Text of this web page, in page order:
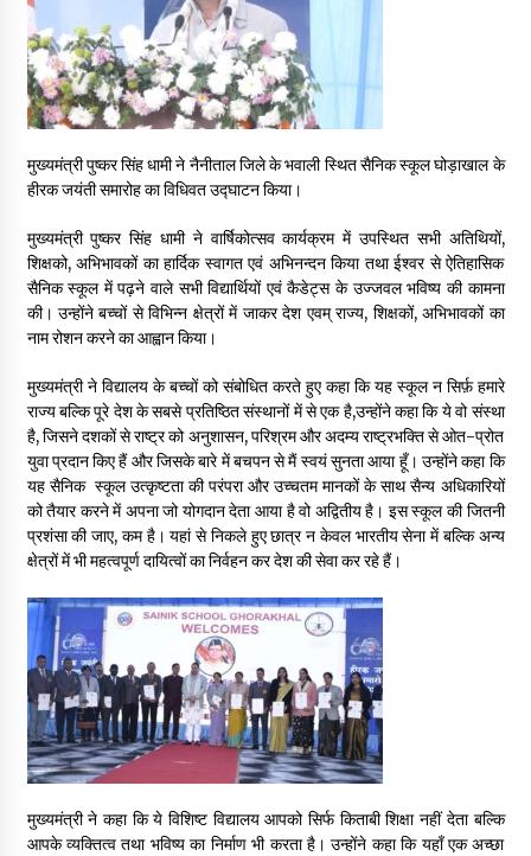
May 16, 2022
Thought Of The Day 14 May
May 14, 2022
Thought Of The Day 13 May
May 13, 2022
Thought Of The Day 12 May
May 12, 2022
Thought Of The Day 11 May
May 11, 2022
Thought Of The Day 10 May
May 10, 2022
Thought Of The Day 9 May
May 9, 2022
मुख्यमंत्री पुष्कर सिंह धामी ने नैनीताल जिले के भवाली स्थित सैनिक स्कूल घोड़ाखाल के
हीरक जयंती समारोह का विधिवत उद्घाटन किया।
मुख्यमंत्री पुष्कर सिंह धामी ने वार्षिकोत्सव कार्यक्रम में उपस्थित सभी अतिथियों,
शिक्षको, अभिभावकों का हार्दिक स्वागत एवं अभिनन्दन किया तथा ईश्वर से ऐतिहासिक
सैनिक स्कूल में पढ़ने वाले सभी विद्यार्थियों एवं कैडेट्स के उज्जवल भविष्य की कामना
की। उन्होंने बच्चों से विभिन्न क्षेत्रों में जाकर देश एवम् राज्य, शिक्षकों, अभिभावकों का
नाम रोशन करने का आह्वान किया।
मुख्यमंत्री ने विद्यालय के बच्चों को संबोधित करते हुए कहा कि यह स्कूल न सिर्फ़ हमारे
राज्य बल्कि पूरे देश के सबसे प्रतिष्ठित संस्थानों में से एक है,उन्होंने कहा कि ये वो संस्था
है, जिसने दशकों से राष्ट्र को अनुशासन, परिश्रम और अदम्य राष्ट्रभक्ति से ओत-प्रोत
युवा प्रदान किए हैं और जिसके बारे में बचपन से मैं स्वयं सुनता आया हूँ। उन्होंने कहा कि
यह सैनिक स्कूल उत्कृष्टता की परंपरा और उच्चतम मानकों के साथ सैन्य अधिकारियों
को तैयार करने में अपना जो योगदान देता आया है वो अद्वितीय है। इस स्कूल की जितनी
प्रशंसा की जाए, कम है। यहां से निकले हुए छात्र न केवल भारतीय सेना में बल्कि अन्य
क्षेत्रों में भी महत्वपूर्ण दायित्वों का निर्वहन कर देश की सेवा कर रहे हैं।
मुख्यमंत्री ने कहा कि ये विशिष्ट विद्यालय आपको सिर्फ किताबी शिक्षा नहीं देता बल्कि
आपके व्यक्तित्व तथा भविष्य का निर्माण भी करता है। उन्होंने कहा कि यहॉं एक अच्छा